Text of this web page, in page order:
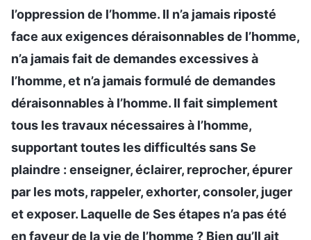
l’oppression de l’homme. Il n’a jamais riposté
face aux exigences déraisonnables de l’homme,
n’a jamais fait de demandes excessives à
l’homme, et n’a jamais formulé de demandes
déraisonnables à l’homme. Il fait simplement
tous les travaux nécessaires à l’homme,
supportant toutes les difficultés sans Se
plaindre : enseigner, éclairer, reprocher, épurer
par les mots, rappeler, exhorter, consoler, juger
et exposer. Laquelle de Ses étapes n’a pas été
en faveur de la vie de l’homme ? Bien qu’Il ait